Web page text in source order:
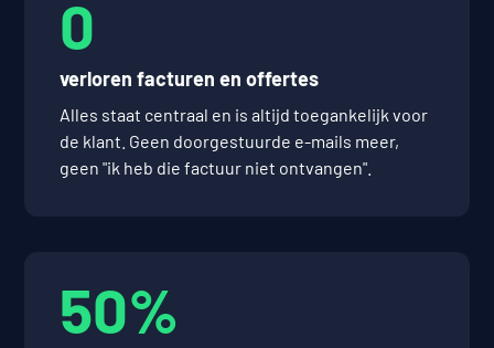
0
verloren facturen en offertes
Alles staat centraal en is altijd toegankelijk voor
de klant. Geen doorgestuurde e-mails meer,
geen "ik heb die factuur niet ontvangen".
50%